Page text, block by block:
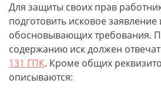
Для защиты своих прав
подготовить исковое заявление
обосновывающих требования.
содержанию иск должен
131 ГПК. Кроме общих
описываются: